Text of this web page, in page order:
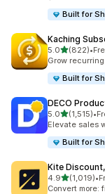
Built for
Kaching
5.05つ星中
(822)
合計レビュー数
•
Grow
Built for
DECO
5.05つ星中
(1,515)
合計レビュー数
•
Elevate sales
Built for
Kite
4.95つ星中
(1,019)
合計レビュー数
•
Convert more: